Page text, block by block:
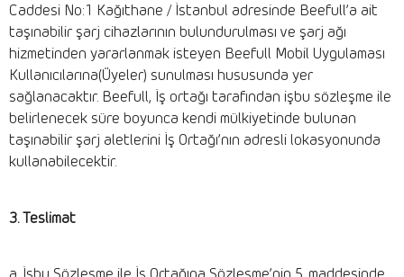
Caddesi No:1 Kağıthane / İstanbul adresinde Beefull’a ait
taşınabilir şarj cihazlarının bulundurulması ve şarj ağı
hizmetinden yararlanmak isteyen Beefull Mobil Uygulaması
Kullanıcılarına(Üyeler) sunulması hususunda yer
sağlanacaktır. Beefull, İş ortağı tarafından işbu sözleşme ile
belirlenecek süre boyunca kendi mülkiyetinde bulunan
taşınabilir şarj aletlerini İş Ortağı’nın adresli lokasyonunda
kullanabilecektir.
3. Teslimat